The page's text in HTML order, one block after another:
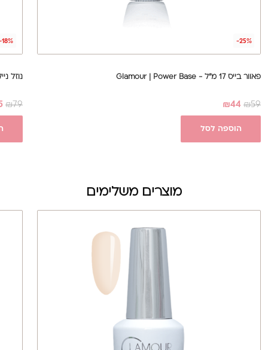
-25%
פאוור בייס 17 מ"ל - Glamour | Power Base
₪59
₪44
הוספה לסל
נוזל
₪79
מוצרים משלימים